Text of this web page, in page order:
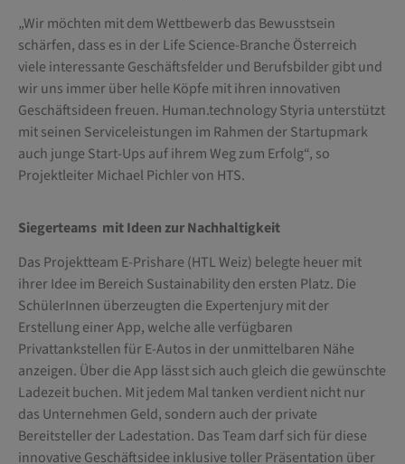
„Wir möchten mit dem Wettbewerb das Bewusstsein
schärfen, dass es in der Life Science-Branche Österreich
viele interessante Geschäftsfelder und Berufsbilder gibt und
wir uns immer über helle Köpfe mit ihren innovativen
Geschäftsideen freuen. Human.technology Styria unterstützt
mit seinen Serviceleistungen im Rahmen der Startupmark
auch junge Start-Ups auf ihrem Weg zum Erfolg“, so
Projektleiter Michael Pichler von HTS.
Siegerteams mit Ideen zur Nachhaltigkeit
Das Projektteam E-Prishare (HTL Weiz) belegte heuer mit
ihrer Idee im Bereich Sustainability den ersten Platz. Die
SchülerInnen überzeugten die Expertenjury mit der
Erstellung einer App, welche alle verfügbaren
Privattankstellen für E-Autos in der unmittelbaren Nähe
anzeigen. Über die App lässt sich auch gleich die gewünschte
Ladezeit buchen. Mit jedem Mal tanken verdient nicht nur
das Unternehmen Geld, sondern auch der private
Bereitsteller der Ladestation. Das Team darf sich für diese
innovative Geschäftsidee inklusive toller Präsentation über